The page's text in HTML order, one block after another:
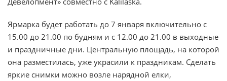
Ярмарка будет работать до 7 января включительно с
15.00 до 21.00 по будням и с 12.00 до 21.00 в выходные
и праздничные дни. Центральную площадь, на которой
она разместилась, уже украсили к праздникам. Сделать
яркие снимки можно возле нарядной елки,